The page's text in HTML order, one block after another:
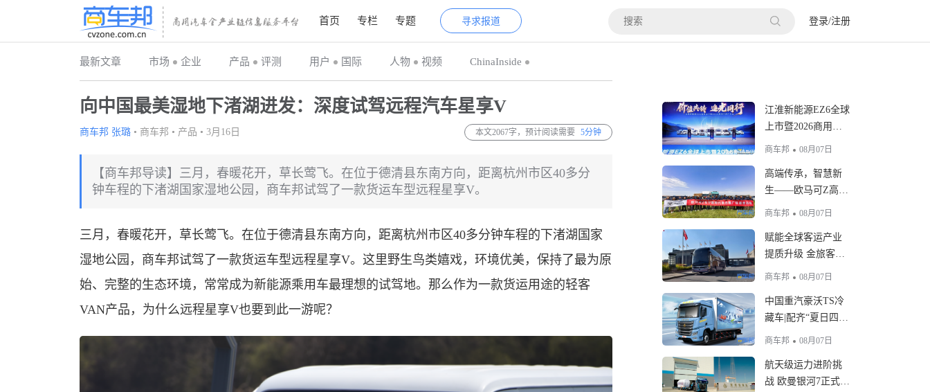
首页 专栏 专题 寻求报道 登录/注册
最新文章 市场 企业 产品 评测 用户 国际 人物 视频 ChinaInside
向中国最美湿地下渚湖进发：深度试驾远程汽车星享V
商车邦 张璐 • 商车邦 • 产品 • 3月16日 本文2067字，预计阅读需要 5分钟
【商车邦导读】三月，春暖花开，草长莺飞。在位于德清县东南方向，距离杭州市区40多分
钟车程的下渚湖国家湿地公园，商车邦试驾了一款货运车型远程星享V。
三月，春暖花开，草长莺飞。在位于德清县东南方向，距离杭州市区40多分钟车程的下渚湖国家
湿地公园，商车邦试驾了一款货运车型远程星享V。这里野生鸟类嬉戏，环境优美，保持了最为原
始、完整的生态环境，常常成为新能源乘用车最理想的试驾地。那么作为一款货运用途的轻客
VAN产品，为什么远程星享V也要到此一游呢？
江淮新能源EZ6全球
上市暨2026商用车
用户大会举行
商车邦 08月07日
高端传承，智慧新
生——欧马可Z高端
智慧纯电轻卡用户
商车邦 08月07日
赋能全球客运产业
提质升级 金旅客车
发布“乾途”系列车
端客车标杆
商车邦 08月07日
中国重汽豪沃TS冷
藏车|配齐“夏日四件
套”，生鲜运输稳创
商车邦 08月07日
航天级运力进阶挑
战 欧曼银河7正式出